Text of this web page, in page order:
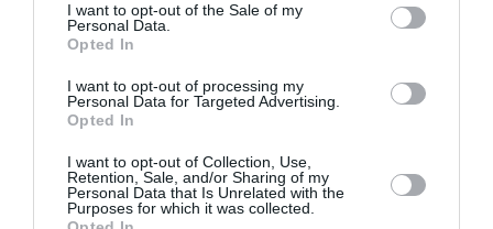
I want to opt-out of the Sale of my
Personal Data.
Opted In
I want to opt-out of processing my
Personal Data for Targeted Advertising.
Opted In
I want to opt-out of Collection, Use,
Retention, Sale, and/or Sharing of my
Personal Data that Is Unrelated with the
Purposes for which it was collected.
Articolo seguente
Caporalato, nelle Marche migranti costretti
TI POTREBBERO INTERESSARE
ANCHE: